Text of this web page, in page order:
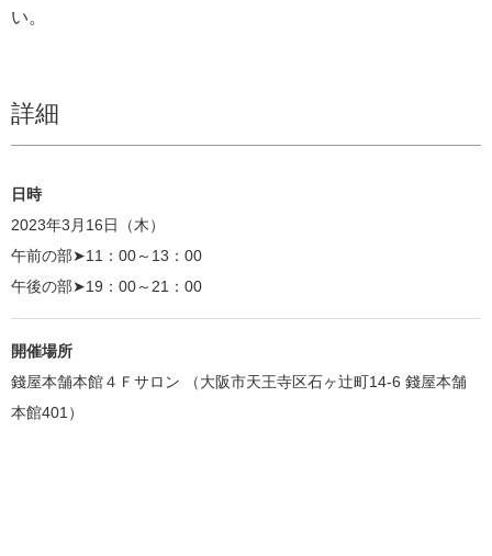
い。
詳細
日時
2023年3月16日（木）
午前の部➤11：00～13：00
午後の部➤19：00～21：00
開催場所
錢屋本舗本館４Ｆサロン （大阪市天王寺区石ヶ辻町14-6 錢屋本舗
本館401）